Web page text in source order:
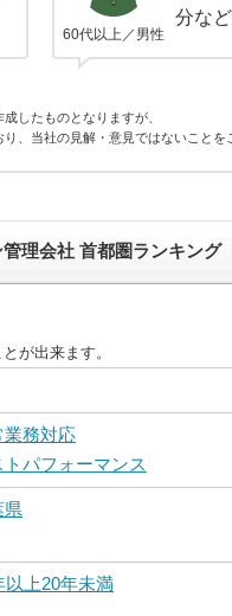
60代以上／男性
分など
したものとなりますが、
、当社の見解・意見ではないことを
理会社 首都圏ランキング
が出来ます。
業務対応
トパフォーマンス
県
以上20年未満